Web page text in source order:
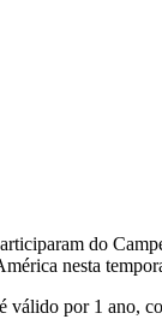
do
nesta
válido por 1 ano,